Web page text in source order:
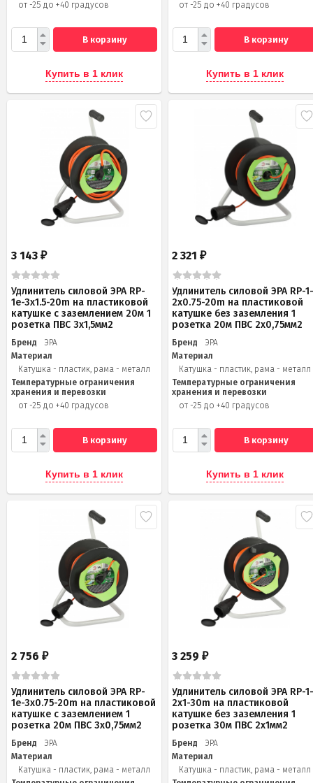
от -25 до +40 градусов
В корзину
Купить в 1 клик
от -25 до +40 градусов
В корзину
Купить в 1 клик
3 143 ₽
Удлинитель силовой ЭРА RP-
1e-3x1.5-20m на пластиковой
катушке c заземлением 20м 1
розетка ПВС 3х1,5мм2
Бренд
ЭРА
Материал
Катушка - пластик, рама - металл
Температурные ограничения
хранения и перевозки
от -25 до +40 градусов
В корзину
Купить в 1 клик
2 321₽
Удлинитель силовой ЭРА RP-
2x0.75-20m на пластиковой
катушке без заземления 1
розетка 20м ПВС 2х0,75мм2
Бренд
ЭРА
Материал
Катушка - пластик, рама - металл
Температурные ограничения
хранения и перевозки
от -25 до +40 градусов
В корзину
Купить в 1 клик
2 756 ₽
Удлинитель силовой ЭРА RP-
1e-3х0.75-20m на пластиковой
катушке c заземлением 1
розетка 20м ПВС 3х0,75мм2
Бренд
ЭРА
Материал
Катушка - пластик, рама - металл
3 259₽
Удлинитель силовой ЭРА RP-
2x1-30m на пластиковой
катушке без заземления 1
розетка 30м ПВС 2x1мм2
Бренд
ЭРА
Материал
Катушка - пластик, рама - металл